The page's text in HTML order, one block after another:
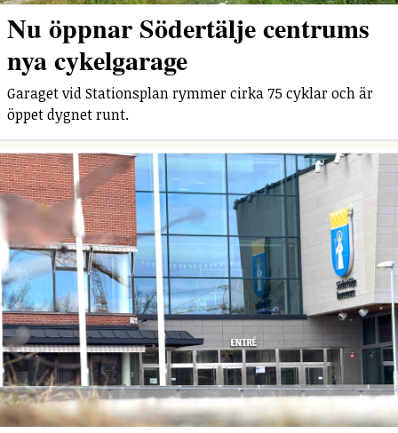
Nu öppnar Södertälje centrums
nya cykelgarage
Garaget vid Stationsplan rymmer cirka 75 cyklar och är
öppet dygnet runt.